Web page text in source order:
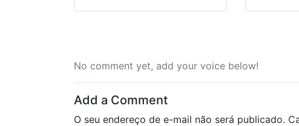
No comment yet, add your voice below!
Add a Comment
O seu endereço de e-mail não será publicado.